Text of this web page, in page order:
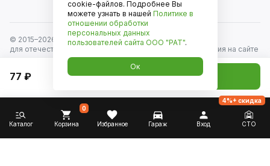
77 ₽ Добавить в корзину
© 2015–2026
Движком — сеть магазинов автозапчастей
для отечественных автомобилей и иномарок. Информация на сайте
носит исключительно информационный характер и не является
публичной офертой, определяемой положениями
ст. 437 Гражданского кодекса РФ. Все права защищены.
Каталог Корзина
0
Избранное Гараж Вход СТО
4%+ скидка
cookie-файлов. Подробнее Вы
можете узнать в нашей Политике в
отношении обработки
персональных данных
пользователей сайта ООО "РАТ".
Ок